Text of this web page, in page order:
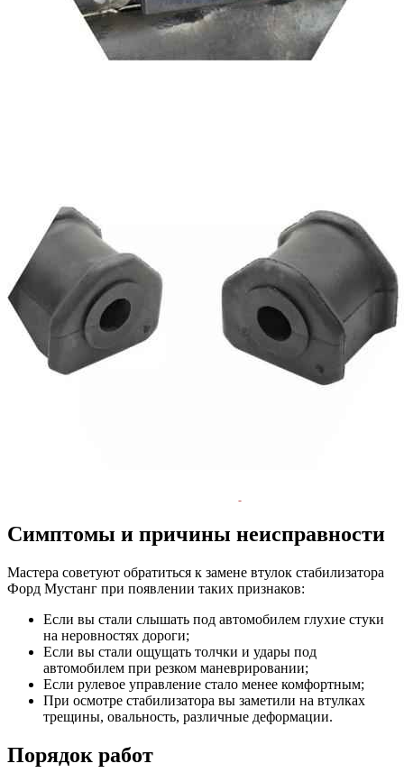
Симптомы и причины неисправности
Мастера советуют обратиться к замене втулок стабилизатора
Форд Мустанг при появлении таких признаков:
Если вы стали слышать под автомобилем глухие стуки
на неровностях дороги;
Если вы стали ощущать толчки и удары под
автомобилем при резком маневрировании;
Если рулевое управление стало менее комфортным;
При осмотре стабилизатора вы заметили на втулках
трещины, овальность, различные деформации.
Порядок работ